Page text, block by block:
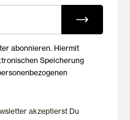
E-Mails
abonnieren. Hiermit
akzeptierst Du